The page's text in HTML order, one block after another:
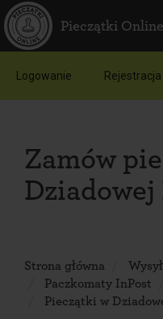
Pieczątki Online
Logowanie Rejestracja
Zamów
Dziadowej
Strona główna
Paczkomaty InPost
Pieczątki w